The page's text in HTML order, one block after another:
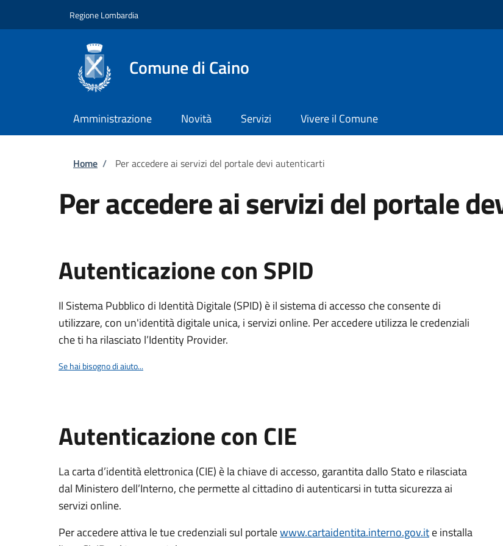
Regione Lombardia
Comune di Caino
Amministrazione Novità Servizi Vivere il Comune
Briciole di pane
Home / Per accedere ai servizi del portale devi autenticarti
Per accedere ai servizi del portale
Autenticazione con SPID
Il Sistema Pubblico di Identità Digitale (SPID) è il sistema di accesso che consente di
utilizzare, con un'identità digitale unica, i servizi online. Per accedere utilizza le credenziali
che ti ha rilasciato l’Identity Provider.
Se hai bisogno di aiuto...
Autenticazione con CIE
La carta d’identità elettronica (CIE) è la chiave di accesso, garantita dallo Stato e rilasciata
dal Ministero dell’Interno, che permette al cittadino di autenticarsi in tutta sicurezza ai
servizi online.
Per accedere attiva le tue credenziali sul portalewww.cartaidentita.interno.gov.ite installa